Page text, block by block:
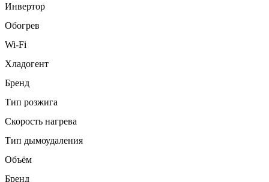
Инвертор
Обогрев
Wi-Fi
Хладогент
Бренд
Тип розжига
Скорость нагрева
Тип дымоудаления
Объём
Бренд